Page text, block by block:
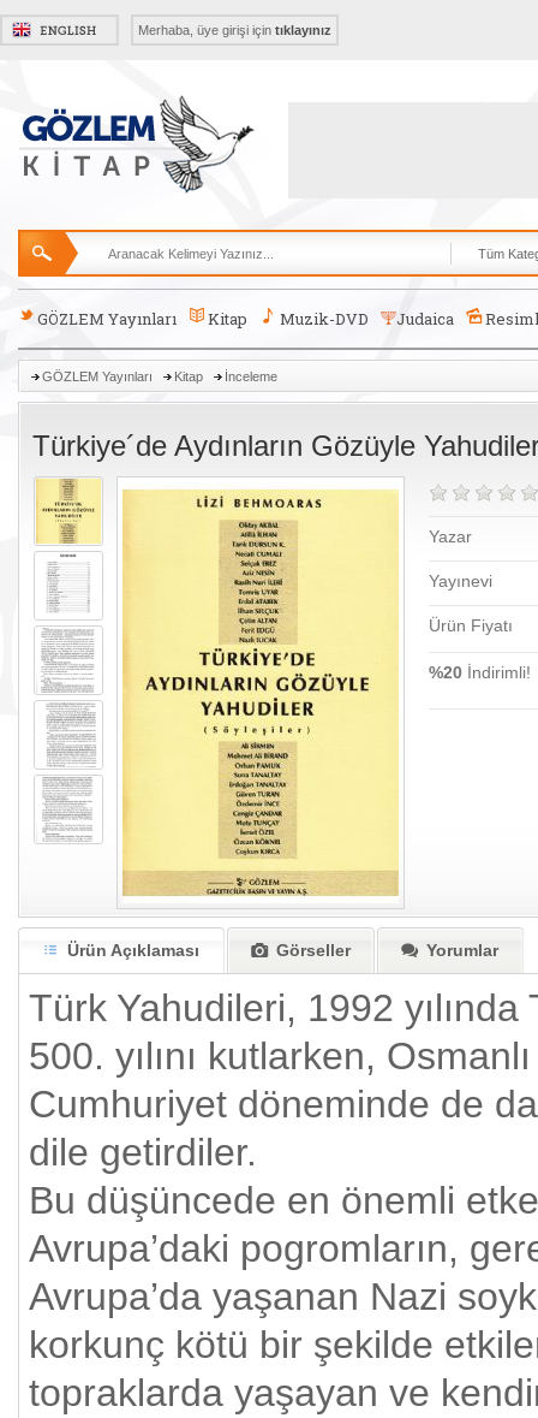
Merhaba, üye girişi için tıklayınız
GÖZLEM Yayınları Kitap Muzik-DVD Judaica
GÖZLEM Yayınları Kitap İnceleme
Türkiye´de Aydınların Gözüyle
Yazar
Yayınevi
Ürün Fiyatı
%20 İndirimli!
Ürün Açıklaması Görseller Yorumlar
Türk Yahudileri, 1992 yılında
500. yılını kutlarken,
Cumhuriyet döneminde de
dile getirdiler.
Bu düşüncede en önemli
Avrupa’daki pogromların,
Avrupa’da yaşanan Nazi
korkunç kötü bir şekilde
topraklarda yaşayan ve